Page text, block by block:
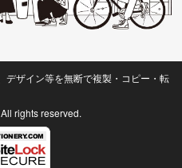
デザイン等を無断で複製・コピー・転
rights reserved.